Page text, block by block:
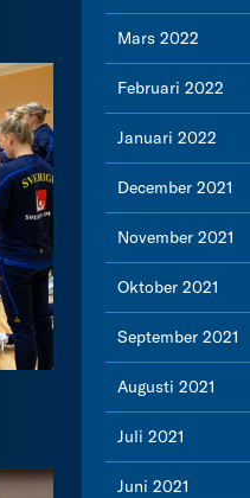
Mars 2022
Februari 2022
Januari 2022
December 2021
November 2021
Oktober 2021
September 2021
Augusti 2021
Juli 2021
Juni 2021